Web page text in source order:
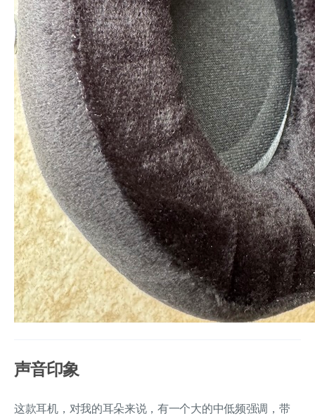
声音印象
这款耳机，对我的耳朵来说，有一个大的中低频强调，带